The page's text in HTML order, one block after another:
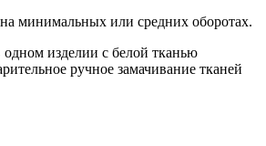
минимальных или средних оборотах.
изделии с белой тканью
ручное замачивание тканей